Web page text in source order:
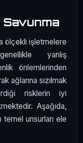
Savunma
ölçekli işletmelere
yanlış
önlemlerinden
ağlarına sızılmak
risklerin iyi
Aşağıda,
unsurları ele